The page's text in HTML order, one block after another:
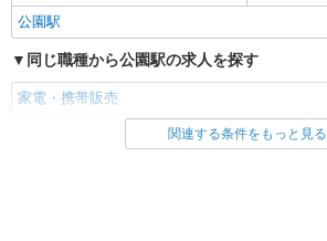
公園駅
同じ職種から公園駅の求人を探す
家電・携帯販売
同じ雇用形態から公園駅の求人を探す
関連する条件をもっと見る